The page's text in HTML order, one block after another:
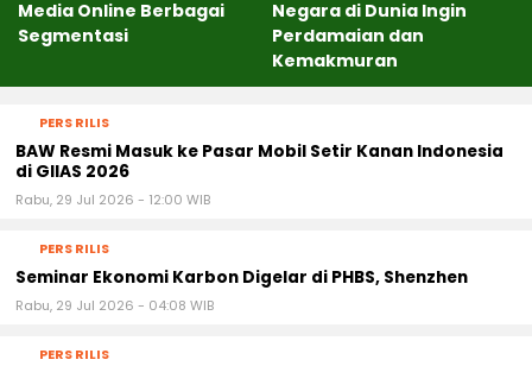
Media Online Berbagai
Segmentasi
Negara di Dunia Ingin
Perdamaian dan
Kemakmuran
PERS RILIS
BAW Resmi Masuk ke Pasar Mobil Setir Kanan Indonesia
di GIIAS 2026
Rabu, 29 Jul 2026 - 12:00 WIB
PERS RILIS
Seminar Ekonomi Karbon Digelar di PHBS, Shenzhen
Rabu, 29 Jul 2026 - 04:08 WIB
PERS RILIS